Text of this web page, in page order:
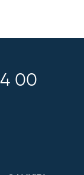
00